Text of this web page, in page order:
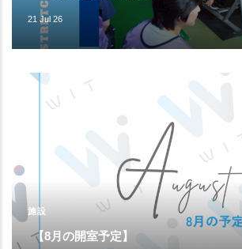
21 Jul 26
施設
【8月の開室予定】